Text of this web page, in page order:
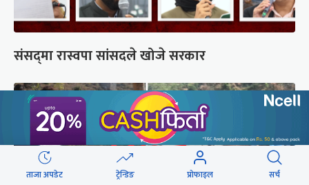
संसद्‍मा रास्वपा सांसदले खोजे सरकार
ताजा अपडेट ट्रेन्डिङ प्रोफाइल सर्च